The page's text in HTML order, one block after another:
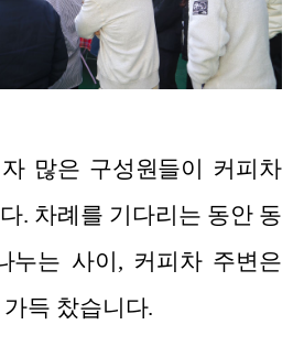
많은 구성원들이 커피차
. 차례를 기다리는 동안 동
누는 사이, 커피차 주변은
득 찼습니다.